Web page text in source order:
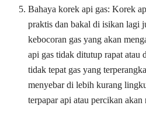
Bahaya korek api gas: Korek
praktis dan bakal di isikan lagi
kebocoran gas yang akan
api gas tidak ditutup rapat atau
tidak tepat gas yang
menyebar di lebih kurang
terpapar api atau percikan